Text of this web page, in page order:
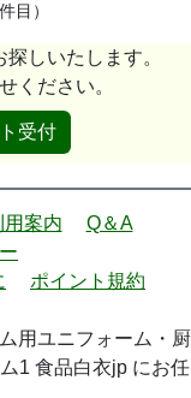
目）
しいたします。
ください。
受付
用案内
Q＆A
ポイント規約
用ユニフォーム・厨
1 食品白衣jp にお任